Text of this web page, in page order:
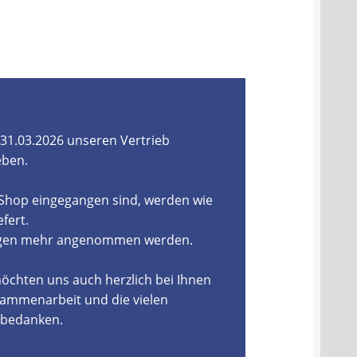
unseren Vertrieb
eingegangen sind, werden wie
mehr angenommen werden.
uns auch herzlich bei Ihnen
und die vielen